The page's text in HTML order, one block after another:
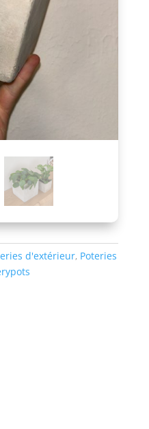
d'extérieur, Poteries